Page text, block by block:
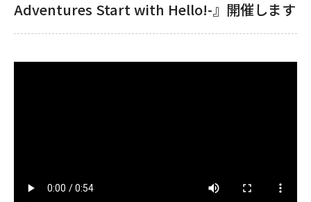
Adventures Start with Hello!-』開催します